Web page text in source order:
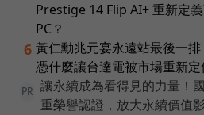
Prestige 14 Flip AI+ 重新定
PC？
6 黃仁勳兆元宴永遠站最後一排
憑什麼讓台達電被市場重新定
PR
讓永續成為看得見的力量！
重榮譽認證，放大永續價值